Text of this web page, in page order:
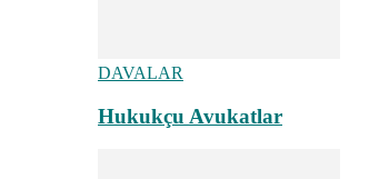
DAVALAR
Hukukçu Avukatlar